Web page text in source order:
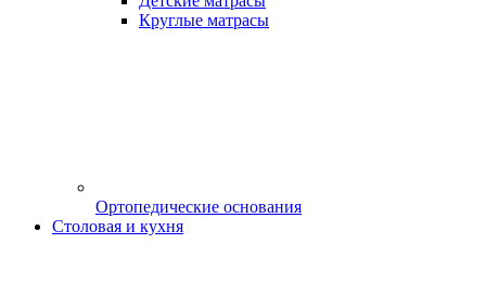
Круглые матрасы
Ортопедические основания
Столовая и кухня